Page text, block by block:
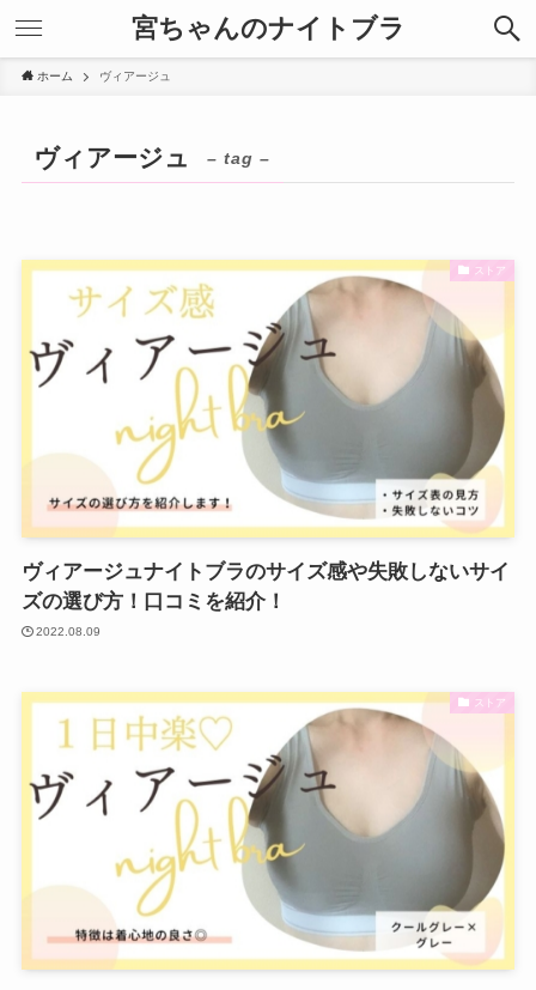
宮ちゃんのナイトブラ
ホーム ヴィアージュ
ヴィアージュ – tag –
ストア
ヴィアージュナイトブラのサイズ感や失敗しないサイ
ズの選び方！口コミを紹介！
2022.08.09
ストア